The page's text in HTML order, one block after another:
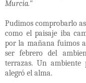
Murcia."
Pudimos comprobarlo
como el paisaje iba
por la mañana fuimos
ser febrero del
terrazas. Un
alegró el alma.